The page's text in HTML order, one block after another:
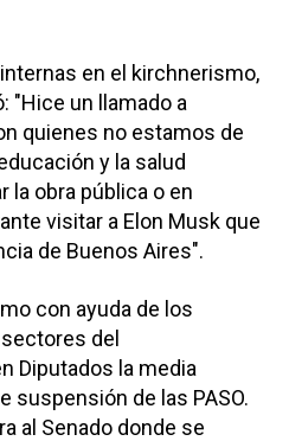
en el kirchnerismo,
"Hice un llamado a
quienes no estamos de
y la salud
la obra pública o en
visitar a Elon Musk que
de Buenos Aires".
con ayuda de los
del
Diputados la media
suspensión de las PASO.
al Senado donde se